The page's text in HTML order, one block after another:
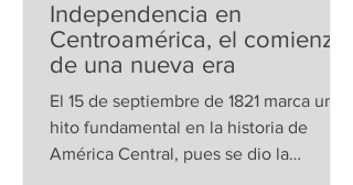
Independencia en
Centroamérica, el comienzo
de una nueva era
El 15 de septiembre de 1821 marca un
hito fundamental en la historia de
América Central, pues se dio la